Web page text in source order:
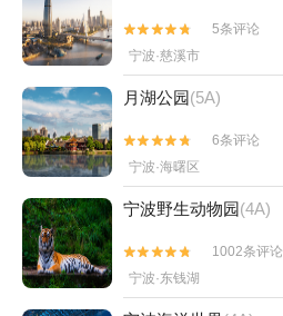


5条评论
宁波·慈溪市
月湖公园(5A)


6条评论
宁波·海曙区
宁波野生动物园(4A)


1002条评论
宁波·东钱湖